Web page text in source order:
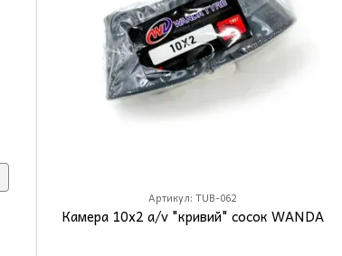
Артикул: TUB-062
Камера 10x2 a/v "кривий" сосок WANDA